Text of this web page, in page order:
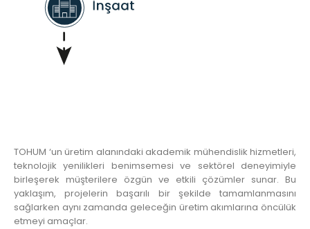
TOHUM ‘un üretim alanındaki akademik mühendislik hizmetleri,
teknolojik yenilikleri benimsemesi ve sektörel deneyimiyle
birleşerek müşterilere özgün ve etkili çözümler sunar. Bu
yaklaşım, projelerin başarılı bir şekilde tamamlanmasını
sağlarken aynı zamanda geleceğin üretim akımlarına öncülük
etmeyi amaçlar.